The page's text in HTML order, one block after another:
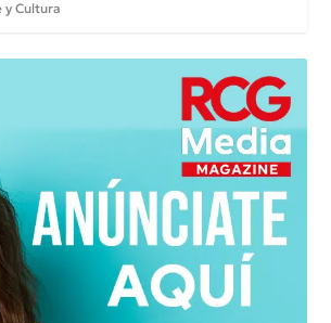
y Cultura